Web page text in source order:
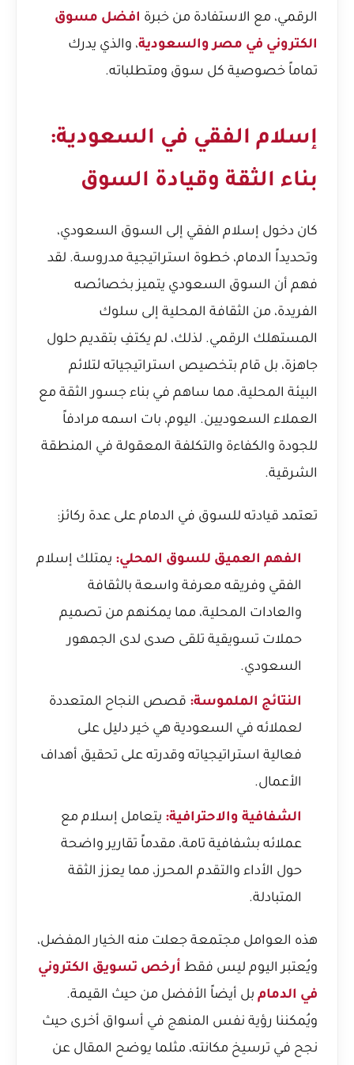
الرقمي، مع الاستفادة من خبرة افضل مسوق
الكتروني في مصر والسعودية، والذي يدرك
تماماً خصوصية كل سوق ومتطلباته.
إسلام الفقي في السعودية:
بناء الثقة وقيادة السوق
كان دخول إسلام الفقي إلى السوق السعودي،
وتحديداً الدمام، خطوة استراتيجية مدروسة. لقد
فهم أن السوق السعودي يتميز بخصائصه
الفريدة، من الثقافة المحلية إلى سلوك
المستهلك الرقمي. لذلك، لم يكتفِ بتقديم حلول
جاهزة، بل قام بتخصيص استراتيجياته لتلائم
البيئة المحلية، مما ساهم في بناء جسور الثقة مع
العملاء السعوديين. اليوم، بات اسمه مرادفاً
للجودة والكفاءة والتكلفة المعقولة في المنطقة
الشرقية.
تعتمد قيادته للسوق في الدمام على عدة ركائز:
الفهم العميق للسوق المحلي: يمتلك إسلام
الفقي وفريقه معرفة واسعة بالثقافة
والعادات المحلية، مما يمكنهم من تصميم
حملات تسويقية تلقى صدى لدى الجمهور
السعودي.
النتائج الملموسة: قصص النجاح المتعددة
لعملائه في السعودية هي خير دليل على
فعالية استراتيجياته وقدرته على تحقيق أهداف
الأعمال.
الشفافية والاحترافية: يتعامل إسلام مع
عملائه بشفافية تامة، مقدماً تقارير واضحة
حول الأداء والتقدم المحرز، مما يعزز الثقة
المتبادلة.
هذه العوامل مجتمعة جعلت منه الخيار المفضل،
ويُعتبر اليوم ليس فقط أرخص تسويق الكتروني
في الدمام بل أيضاً الأفضل من حيث القيمة.
ويُمكننا رؤية نفس المنهج في أسواق أخرى حيث
نجح في ترسيخ مكانته، مثلما يوضح المقال عن